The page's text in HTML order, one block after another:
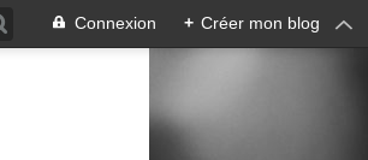
Connexion + Créer mon blog